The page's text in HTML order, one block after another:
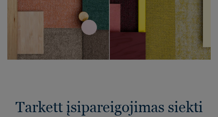
Tarkett įsipareigojimas siekti